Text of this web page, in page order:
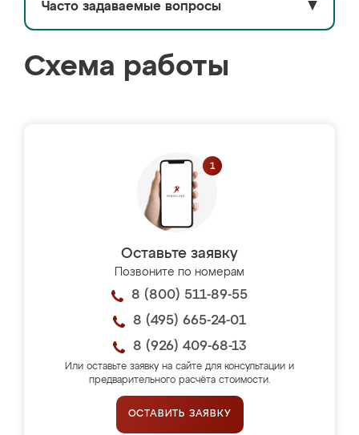
Часто задаваемые вопросы ▼
Схема работы
Оставьте заявку
Позвоните по номерам
8 (800) 511-89-55
8 (495) 665-24-01
8 (926) 409-68-13
Или оставьте заявку на сайте для консультации и
предварительного расчёта стоимости.
ОСТАВИТЬ ЗАЯВКУ